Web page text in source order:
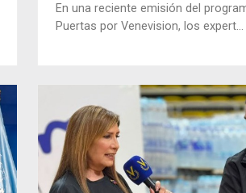
En una reciente emisión del
Puertas por Venevision, los expert...